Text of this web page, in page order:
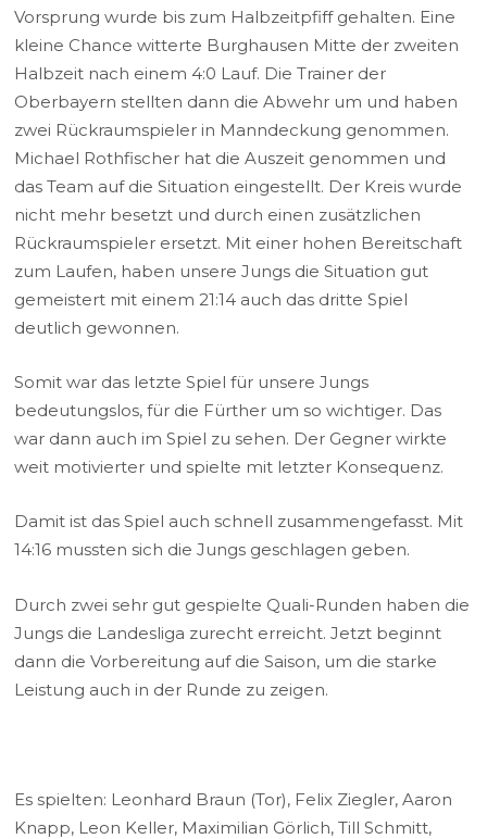
Vorsprung wurde bis zum Halbzeitpfiff gehalten. Eine
kleine Chance witterte Burghausen Mitte der zweiten
Halbzeit nach einem 4:0 Lauf. Die Trainer der
Oberbayern stellten dann die Abwehr um und haben
zwei Rückraumspieler in Manndeckung genommen.
Michael Rothfischer hat die Auszeit genommen und
das Team auf die Situation eingestellt. Der Kreis wurde
nicht mehr besetzt und durch einen zusätzlichen
Rückraumspieler ersetzt. Mit einer hohen Bereitschaft
zum Laufen, haben unsere Jungs die Situation gut
gemeistert mit einem 21:14 auch das dritte Spiel
deutlich gewonnen.
Somit war das letzte Spiel für unsere Jungs
bedeutungslos, für die Fürther um so wichtiger. Das
war dann auch im Spiel zu sehen. Der Gegner wirkte
weit motivierter und spielte mit letzter Konsequenz.
Damit ist das Spiel auch schnell zusammengefasst. Mit
14:16 mussten sich die Jungs geschlagen geben.
Durch zwei sehr gut gespielte Quali-Runden haben die
Jungs die Landesliga zurecht erreicht. Jetzt beginnt
dann die Vorbereitung auf die Saison, um die starke
Leistung auch in der Runde zu zeigen.
Es spielten: Leonhard Braun (Tor), Felix Ziegler, Aaron
Knapp, Leon Keller, Maximilian Görlich, Till Schmitt,